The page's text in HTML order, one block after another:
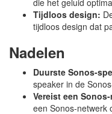
die het geluid
Tijdloos design:
tijdloos design dat
Nadelen
Duurste Sonos-
speaker in de
Vereist een
een Sonos-netwerk